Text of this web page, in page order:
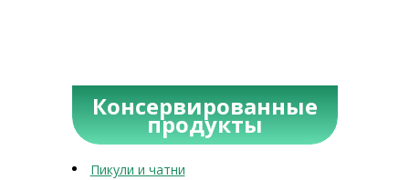
Консервированные
продукты
Пикули и чатни